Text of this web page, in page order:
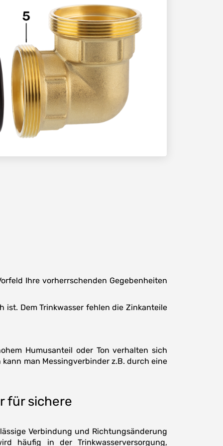
Ihre vorherrschenden Gegebenheiten
Dem Trinkwasser fehlen die Zinkanteile
Humusanteil oder Ton verhalten sich
man Messingverbinder z.B. durch eine
für sichere
Verbindung und Richtungsänderung
häufig in der Trinkwasserversorgung,